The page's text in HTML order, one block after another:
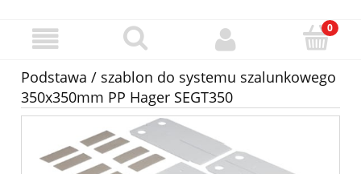
Podstawa / szablon do systemu szalunkowego
350x350mm PP Hager SEGT350